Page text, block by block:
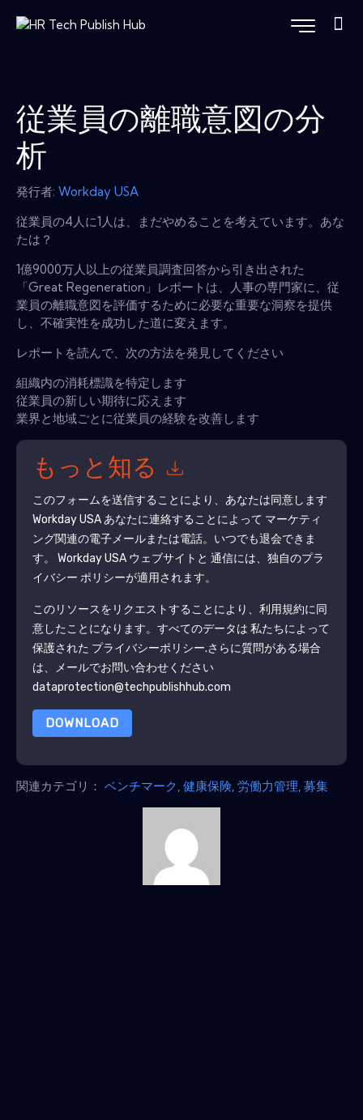
従業員の離職意図の分
析
発行者: Workday USA
従業員の4人に1人は、まだやめることを考えています。あな
たは？
1億9000万人以上の従業員調査回答から引き出された
「Great Regeneration」レポートは、人事の専門家に、従
業員の離職意図を評価するために必要な重要な洞察を提供
し、不確実性を成功した道に変えます。
レポートを読んで、次の方法を発見してください
組織内の消耗標識を特定します
従業員の新しい期待に応えます
業界と地域ごとに従業員の経験を改善します
もっと知る
このフォームを送信することにより、あなたは同意します
Workday USAあなたに連絡することによって マーケティ
ング関連の電子メールまたは電話。いつでも退会できま
す。 Workday USAウェブサイトと 通信には、独自のプラ
イバシー ポリシーが適用されます。
このリソースをリクエストすることにより、利用規約に同
意したことになります。すべてのデータは 私たちによって
保護された プライバシーポリシー.さらに質問がある場合
は、メールでお問い合わせください
dataprotection@techpublishhub.com
DOWNLOAD
関連カテゴリ： ベンチマーク 健康保険 労働力管理 募集